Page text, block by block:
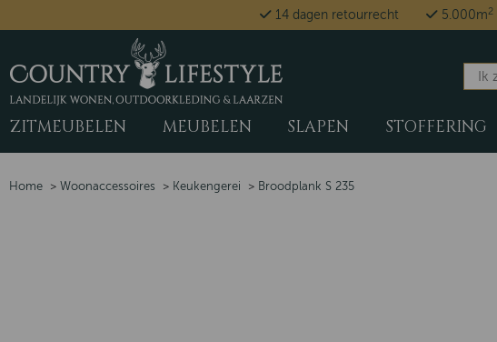
14 dagen retourrecht 5.000m2
ZITMEUBELEN MEUBELEN SLAPEN STOFFERING
Home > Woonaccessoires > Keukengerei > Broodplank S 235